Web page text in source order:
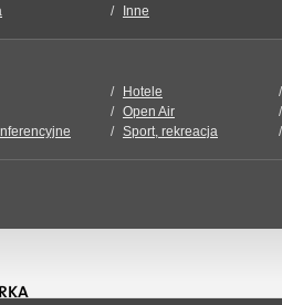
Inne
Hotele
Open Air
Sport, rekreacja